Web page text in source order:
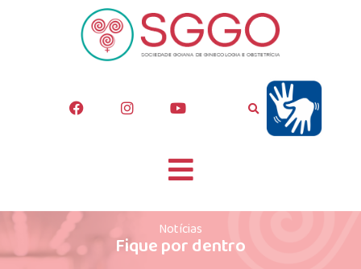
Notícias
Fique por dentro